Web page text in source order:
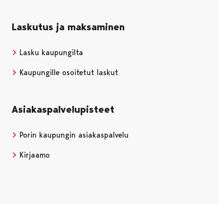
Laskutus ja maksaminen
Lasku kaupungilta
Kaupungille osoitetut laskut
Asiakaspalvelupisteet
Porin kaupungin asiakaspalvelu
Kirjaamo